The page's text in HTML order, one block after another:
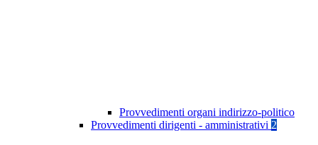
Provvedimenti organi indirizzo-politico
Provvedimenti dirigenti - amministrativi 2